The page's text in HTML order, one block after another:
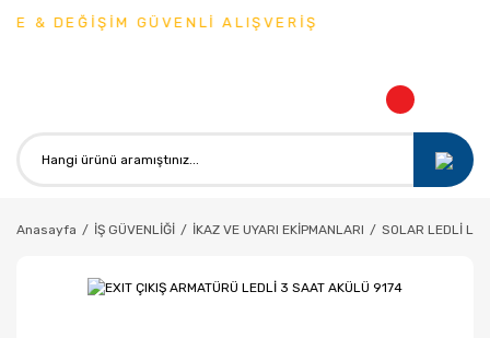
& DEĞİŞİM GÜVENLİ ALIŞVERİŞ
Anasayfa İŞ GÜVENLİĞİ İKAZ VE UYARI EKİPMANLARI SOLAR LEDLİ